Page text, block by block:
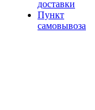
доставки
Пункт
самовывоза